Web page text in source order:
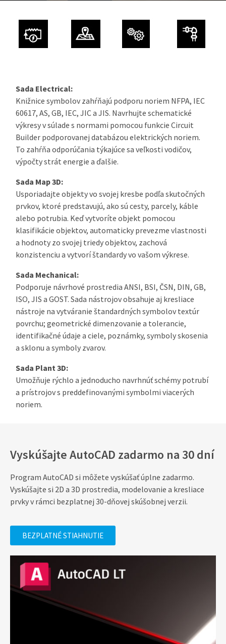
Sada Electrical:
Knižnice symbolov zahŕňajú podporu noriem NFPA, IEC
60617, AS, GB, IEC, JIC a JIS. Navrhujte schematické
výkresy v súlade s normami pomocou funkcie Circuit
Builder podporovanej databázou elektrických noriem.
To zahŕňa odporúčania týkajúce sa veľkosti vodičov,
výpočty strát energie a ďalšie.
Sada Map 3D:
Usporiadajte objekty vo svojej kresbe podľa skutočných
prvkov, ktoré predstavujú, ako sú cesty, parcely, káble
alebo potrubia. Keď vytvoríte objekt pomocou
klasifikácie objektov, automaticky prevezme vlastnosti
a hodnoty zo svojej triedy objektov, zachová
konzistenciu a vytvorí štandardy vo vašom výkrese.
Sada Mechanical:
Podporuje návrhové prostredia ANSI, BSI, ČSN, DIN, GB,
ISO, JIS a GOST. Sada nástrojov obsahuje aj kresliace
nástroje na vytváranie štandardných symbolov textúr
povrchu; geometrické dimenzovanie a tolerancie,
identifikačné údaje a ciele, poznámky, symboly skosenia
a sklonu a symboly zvarov.
Sada Plant 3D:
Umožňuje rýchlo a jednoducho navrhnúť schémy potrubí
a prístrojov s preddefinovanými symbolmi viacerých
noriem.
Vyskúšajte AutoCAD zadarmo na 30 dní
Program AutoCAD si môžete vyskúšať úplne zadarmo.
Vyskúšajte si 2D a 3D prostredia, modelovanie a kresliace
prvky v rámci bezplatnej 30-dňovej skúšobnej verzii.
BEZPLATNÉ STIAHNUTIE